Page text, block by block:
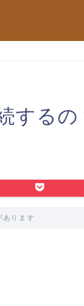
するの
あります